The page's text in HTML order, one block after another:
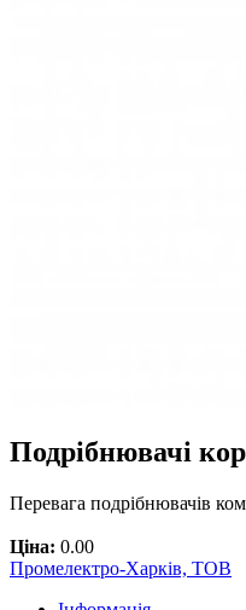
Подрібнювачі
Перевага подрібнювачів
Ціна: 0.00
Промелектро-Харків, ТОВ